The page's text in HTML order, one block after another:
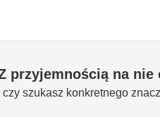
przyjemnością na nie
szukasz konkretnego